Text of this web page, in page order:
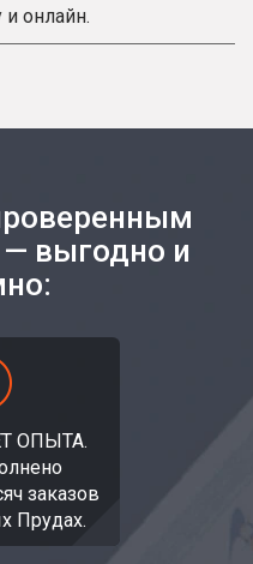
онлайн.
выгодно и
ОПЫТА.
заказов
Прудах.